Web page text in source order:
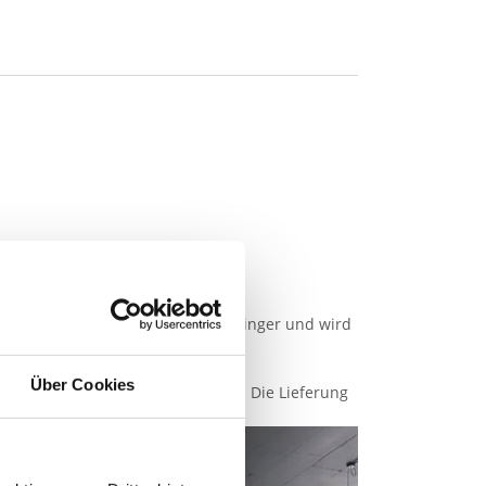
Über Cookies
(Breite) bzw. 7 mm (Höhe) geringer und wird
Tür flächenbündig einzubauen. Die Lieferung